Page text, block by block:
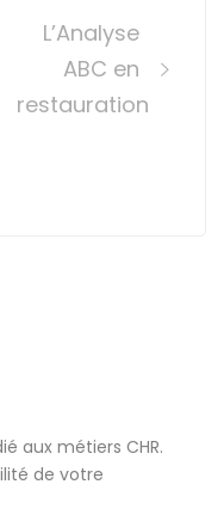
L’Analyse
ABC en
restauration
aux métiers CHR.
de votre